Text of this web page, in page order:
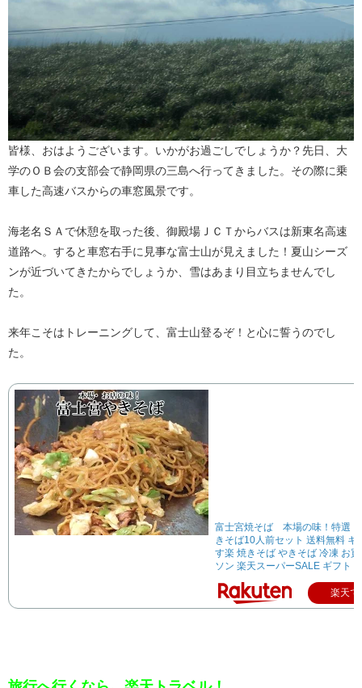
皆様、おはようございます。いかがお過ごしでしょうか？先日、大
学のＯＢ会の支部会で静岡県の三島へ行ってきました。その際に乗
車した高速バスからの車窓風景です。
海老名ＳＡで休憩を取った後、御殿場ＪＣＴからバスは新東名高速
道路へ。すると車窓右手に見事な富士山が見えました！夏山シーズ
ンが近づいてきたからでしょうか、雪はあまり目立ちませんでし
た。
来年こそはトレーニングして、富士山登るぞ！と心に誓うのでし
た。
富士宮焼そば 本場の味！特選：
きそば10人前セット 送料無料 キ
す楽 焼きそば やきそば 冷凍 お
ソン 楽天スーパーSALE ギフト
楽天で